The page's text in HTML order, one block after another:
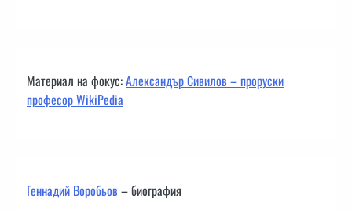
Материал на фокус:Александър Сивилов – проруски
професор WikiPedia
Геннадий Воробьов– биография